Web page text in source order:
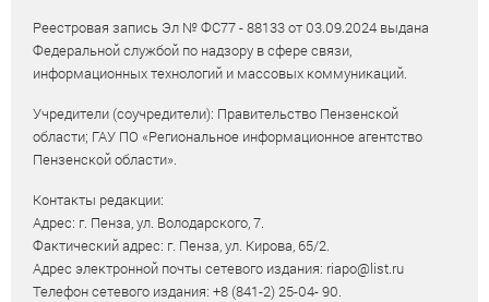
Реестровая запись Эл № ФС77 - 88133 от 03.09.2024 выдана
Федеральной службой по надзору в сфере связи,
информационных технологий и массовых коммуникаций.
Учредители (соучредители): Правительство Пензенской
области; ГАУ ПО «Региональное информационное агентство
Пензенской области».
Контакты редакции:
Адрес: г. Пенза, ул. Володарского, 7.
Фактический адрес: г. Пенза, ул. Кирова, 65/2.
Адрес электронной почты сетевого издания: riapo@list.ru
Телефон сетевого издания: +8 (841-2) 25-04- 90.